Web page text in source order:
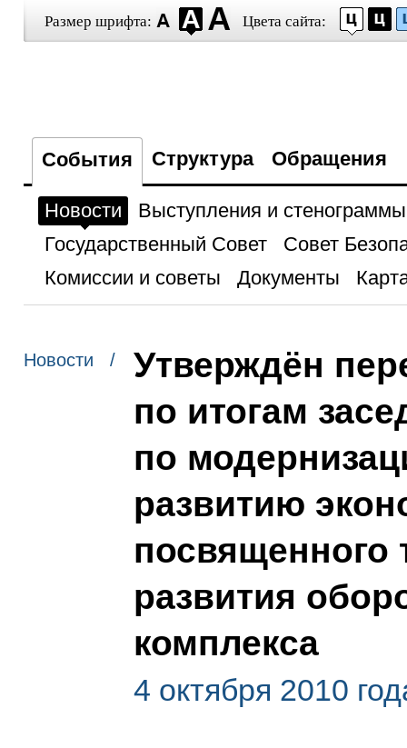
Размер шрифта: Цвета сайта:
События Структура Обращения
Новости
Выступления и стенограммы
Государственный Совет
Совет
Комиссии и советы
Документы
Новости /
Утверждён
по итогам
по
развитию
посвященного
развития
комплекса
4 октября 2010